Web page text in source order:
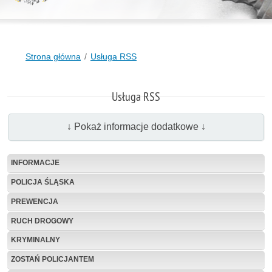
Strona główna Usługa RSS
Usługa RSS
↓ Pokaż informacje dodatkowe ↓
INFORMACJE
POLICJA ŚLĄSKA
PREWENCJA
RUCH DROGOWY
KRYMINALNY
ZOSTAŃ POLICJANTEM